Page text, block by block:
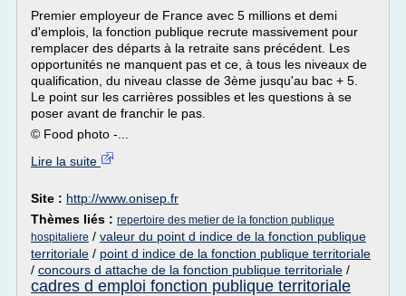
Premier employeur de France avec 5 millions et demi
d'emplois, la fonction publique recrute massivement pour
remplacer des départs à la retraite sans précédent. Les
opportunités ne manquent pas et ce, à tous les niveaux de
qualification, du niveau classe de 3ème jusqu'au bac + 5.
Le point sur les carrières possibles et les questions à se
poser avant de franchir le pas.
© Food photo -...
Lire la suite
Site : http://www.onisep.fr
Thèmes liés : repertoire des metier de la fonction publique
hospitaliere / valeur du point d indice de la fonction publique
territoriale / point d indice de la fonction publique territoriale
/ concours d attache de la fonction publique territoriale /
cadres d emploi fonction publique territoriale